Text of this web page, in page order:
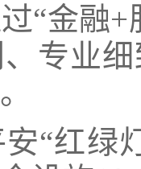
“金融+
专业
安“红绿